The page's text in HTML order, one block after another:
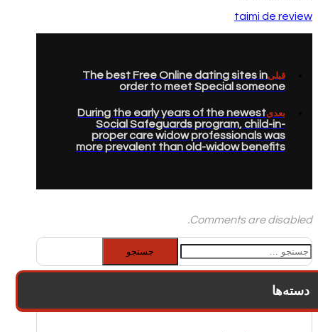
taimi de review
قبلیThe best Free Online dating sites in
order to meet Special someone
بعدیDuring the early years of the newest
Social Safeguards program, child-in-
proper care widow professionals was
more prevalent than old-widow benefits
Comments are disabled.
جستجو
برای:
دسته‌ها